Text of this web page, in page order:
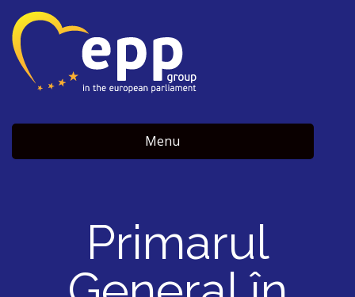
Menu
Primarul